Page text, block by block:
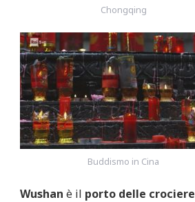
Chongqing
Buddismo in Cina
Wushan è il porto delle crociere